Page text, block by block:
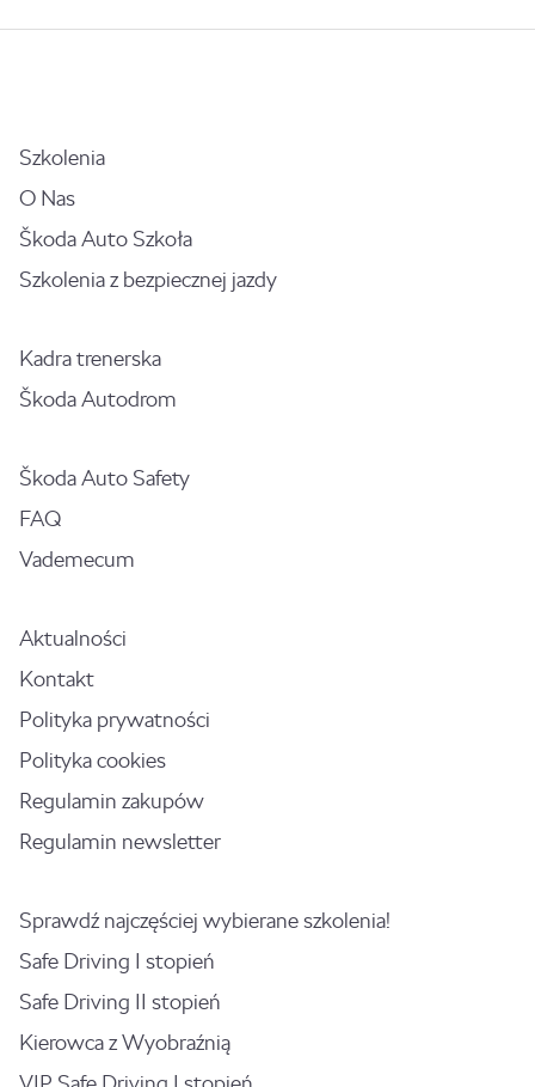
Szkolenia
O Nas
Škoda Auto Szkoła
Szkolenia z bezpiecznej jazdy
Kadra trenerska
Škoda Autodrom
Škoda Auto Safety
FAQ
Vademecum
Aktualności
Kontakt
Polityka prywatności
Polityka cookies
Regulamin zakupów
Regulamin newsletter
Sprawdź najczęściej wybierane szkolenia!
Safe Driving I stopień
Safe Driving II stopień
Kierowca z Wyobraźnią